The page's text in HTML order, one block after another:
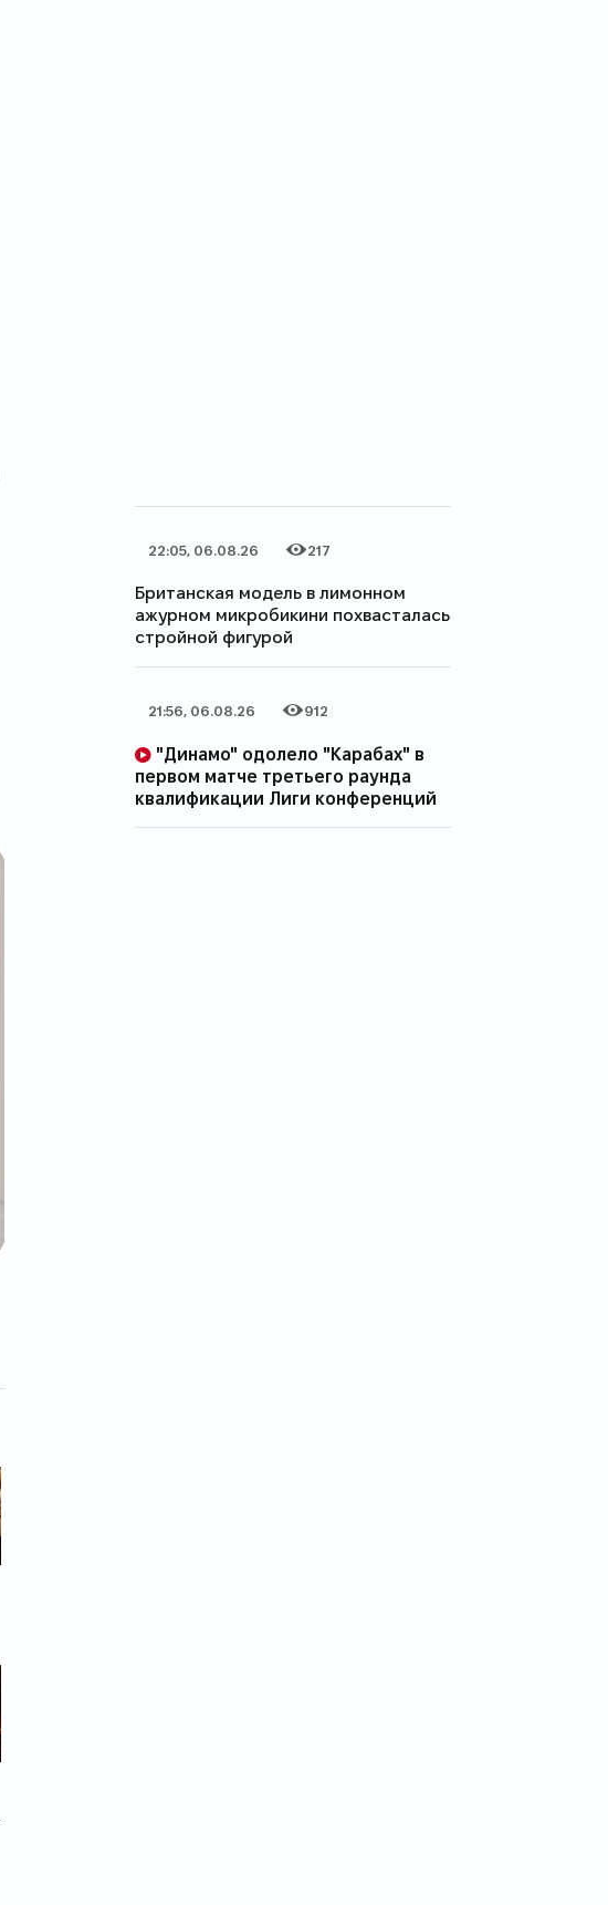
Дата публикации
22:05, 06.08.26
Количество просмотров
217
Британская модель в лимонном
ажурном микробикини похвасталась
стройной фигурой
Дата публикации
21:56, 06.08.26
Количество просмотров
912
"Динамо" одолело "Карабах" в
первом матче третьего раунда
квалификации Лиги конференций